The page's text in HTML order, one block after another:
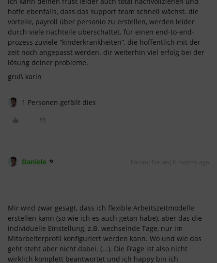
hoffe ebenfalls, dass das support team schnell wächst. die
vorteile, payroll über personio zu erstellen, werden leider
durch viele nachteile überschattet. für einen end-to-end-
prozess zuviele “kinderkrankheiten”, die hoffentlich mit der
zeit noch angepasst werden. dir weiterhin viel erfolg bei der
lösung deiner probleme.
gruß karin
1 Personen gefällt dies
Daniele Forum|Forum|8 months ago
Mir wird zwar gesagt, dass ich flexible Arbeitszeitmodelle
erstellen kann (so wie ich es auch getan habe), aber das die
individuelle Einstellung, z.B. wechselnde Tage, nur im
Mitarbeiterprofil konfiguriert werden kann. Wo und wie das
geht steht aber nicht dabei. (...). Die Frage ist also nicht
wirklich komplett beantwortet und ich happy bin ich